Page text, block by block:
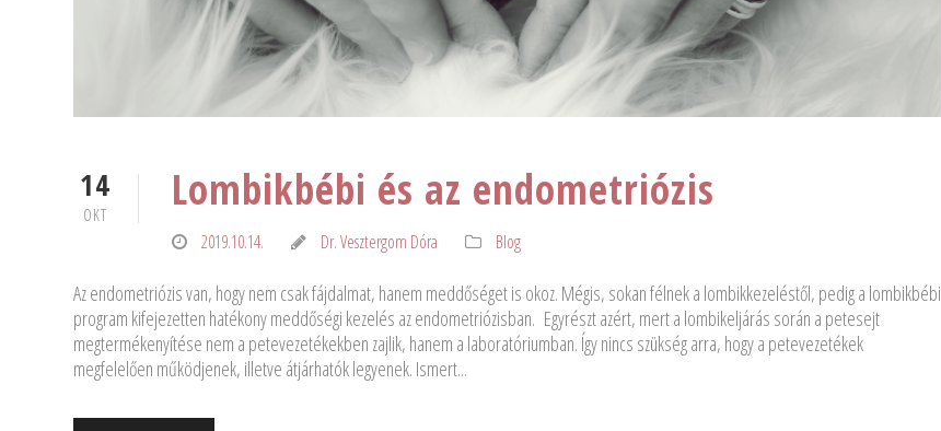
14
OKT Lombikbébi és az endometriózis
2019.10.14. Dr. Vesztergom Dóra Blog
Az endometriózis van, hogy nem csak fájdalmat, hanem meddőséget is okoz. Mégis, sokan félnek a lombikkezeléstől, pedig a lombikbébi
program kifejezetten hatékony meddőségi kezelés az endometriózisban. Egyrészt azért, mert a lombikeljárás során a petesejt
megtermékenyítése nem a petevezetékekben zajlik, hanem a laboratóriumban. Így nincs szükség arra, hogy a petevezetékek
megfelelően működjenek, illetve átjárhatók legyenek. Ismert...